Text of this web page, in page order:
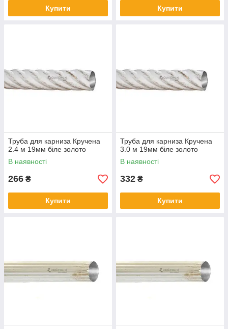
Купити Купити
Труба для карниза Кручена
2.4 м 19мм біле золото
В наявності
266 ₴
Купити
Труба для карниза Кручена
3.0 м 19мм біле золото
В наявності
332 ₴
Купити